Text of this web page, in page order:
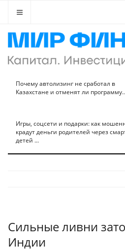
Почему автолизинг не сработал в
Казахстане и отменят ли
Игры, соцсети и подарки: как
крадут деньги родителей через
детей ...
Сильные ливни
Индии